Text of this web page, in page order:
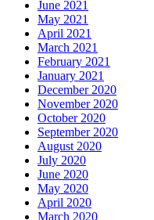
June 2021
May 2021
April 2021
March 2021
February 2021
January 2021
December 2020
November 2020
October 2020
September 2020
August 2020
July 2020
June 2020
May 2020
April 2020
March 2020